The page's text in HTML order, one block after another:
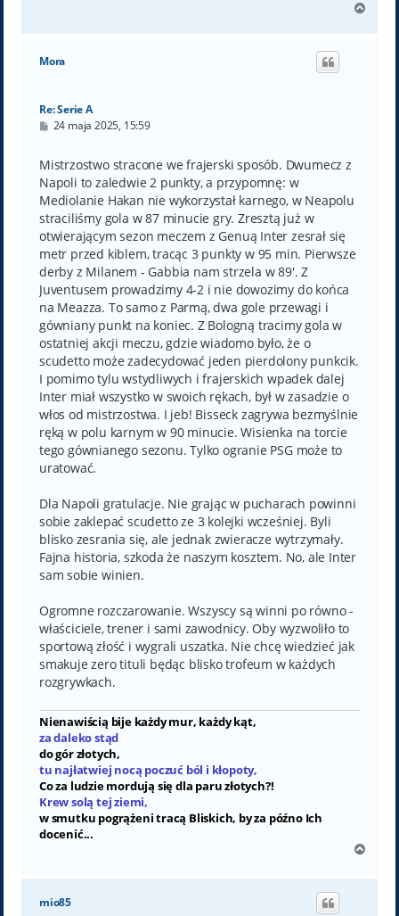
g
Mora
Re: Serie A
P
t
24 maja 2025, 15:59
Mistrzostwo stracone we frajerski sposób. Dwumecz z
Napoli to zaledwie 2 punkty, a przypomnę: w
Mediolanie Hakan nie wykorzystał karnego, w Neapolu
straciliśmy gola w 87 minucie gry. Zresztą już w
otwierającym sezon meczem z Genuą Inter zesrał się
metr przed kiblem, tracąc 3 punkty w 95 min. Pierwsze
derby z Milanem - Gabbia nam strzela w 89'. Z
Juventusem prowadzimy 4-2 i nie dowozimy do końca
na Meazza. To samo z Parmą, dwa gole przewagi i
gówniany punkt na koniec. Z Bologną tracimy gola w
ostatniej akcji meczu, gdzie wiadomo było, że o
scudetto może zadecydować jeden pierdolony punkcik.
I pomimo tylu wstydliwych i frajerskich wpadek dalej
Inter miał wszystko w swoich rękach, był w zasadzie o
włos od mistrzostwa. I jeb! Bisseck zagrywa bezmyślnie
ręką w polu karnym w 90 minucie. Wisienka na torcie
tego gównianego sezonu. Tylko ogranie PSG może to
uratować.
Dla Napoli gratulacje. Nie grając w pucharach powinni
sobie zaklepać scudetto ze 3 kolejki wcześniej. Byli
blisko zesrania się, ale jednak zwieracze wytrzymały.
Fajna historia, szkoda że naszym kosztem. No, ale Inter
sam sobie winien.
Ogromne rozczarowanie. Wszyscy są winni po równo -
właściciele, trener i sami zawodnicy. Oby wyzwoliło to
sportową złość i wygrali uszatka. Nie chcę wiedzieć jak
smakuje zero tituli będąc blisko trofeum w każdych
rozgrywkach.
Nienawiścią bije każdy mur, każdy kąt,
za daleko stąd
do gór złotych,
tu najłatwiej nocą poczuć ból i kłopoty,
Co za ludzie mordują się dla paru złotych?!
Krew solą tej ziemi,
w smutku pogrążeni tracą Bliskich, by za późno Ich
docenić...
g
mio85